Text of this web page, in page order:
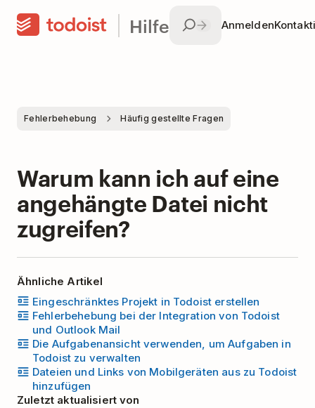
Hilfe Anmelden
Fehlerbehebung Häufig gestellte Fragen
Warum kann ich auf eine
angehängte Datei nicht
zugreifen?
Ähnliche Artikel
Eingeschränktes Projekt in Todoist erstellen
Fehlerbehebung bei der Integration von Todoist
und Outlook Mail
Die Aufgabenansicht verwenden, um Aufgaben in
Todoist zu verwalten
Dateien und Links von Mobilgeräten aus zu Todoist
hinzufügen
Zuletzt aktualisiert von